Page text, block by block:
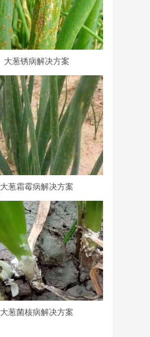
大葱锈病解决方案
大葱霜霉病解决方案
大葱菌核病解决方案